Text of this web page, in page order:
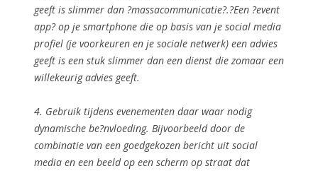
geeft is slimmer dan ?massacommunicatie?.?Een ?event
app? op je smartphone die op basis van je social media
profiel (je voorkeuren en je sociale netwerk) een advies
geeft is een stuk slimmer dan een dienst die zomaar een
willekeurig advies geeft.
4. Gebruik tijdens evenementen daar waar nodig
dynamische be?nvloeding. Bijvoorbeeld door de
combinatie van een goedgekozen bericht uit social
media en een beeld op een scherm op straat dat